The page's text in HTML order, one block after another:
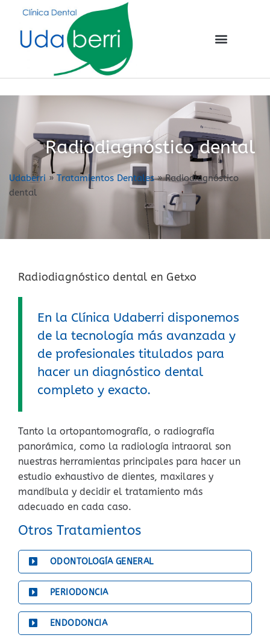
Radiodiagnóstico dental
Udaberri » Tratamientos Dentales»Radiodiagnóstico
dental
Radiodiagnóstico dental en Getxo
En la Clínica Udaberri disponemos
de la tecnología más avanzada y
de profesionales titulados para
hacer un diagnóstico dental
completo y exacto.
Tanto la ortopantomografía, o radiografía
panorámica, como la radiología intraoral son
nuestras herramientas principales para hacer un
estudio exhaustivo de dientes, maxilares y
mandíbula y decidir el tratamiento más
adecuado en cada caso.
Otros Tratamientos
ODONTOLOGÍA GENERAL
PERIODONCIA
ENDODONCIA